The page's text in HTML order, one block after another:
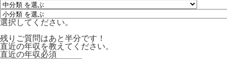
選択してください。
残りご質問はあと半分です！
直近の年収を教えてください。
直近の年収必須